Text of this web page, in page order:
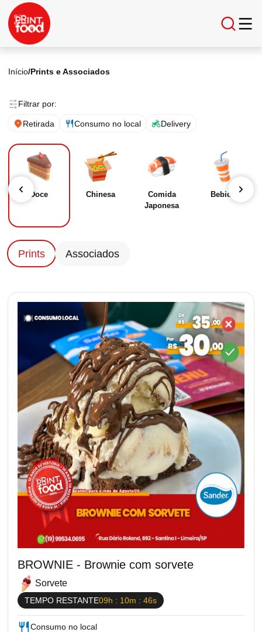
Início/Prints e Associados
Filtrar por:
Retirada Consumo no local Delivery
Doce Chinesa
Comida
Japonesa
Bebida
Prints Associados
BROWNIE - Brownie com sorvete
Sorvete
TEMPO RESTANTE09h : 10m : 45s
Consumo no local